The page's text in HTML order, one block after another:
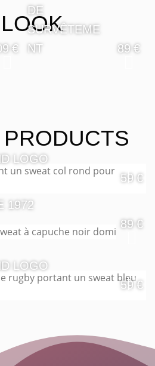
€
DE
SURVÊTEME
NT
89 €
LOGO
59 €
1972
89 €
LOGO
59 €